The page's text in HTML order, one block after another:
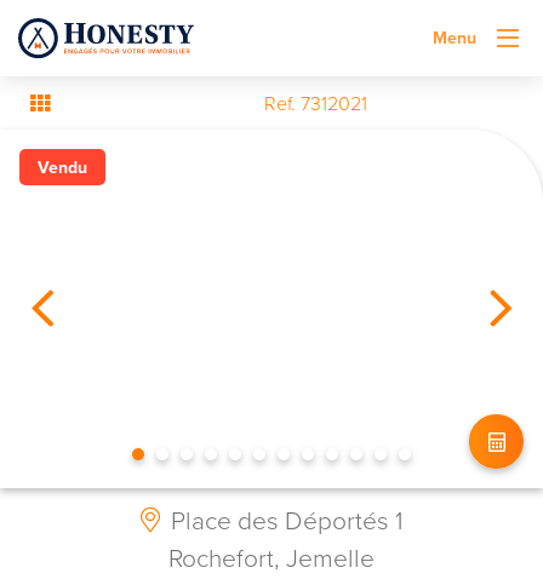
Menu
Ref. 7312021
Vendu
Place des Déportés 1
Rochefort, Jemelle